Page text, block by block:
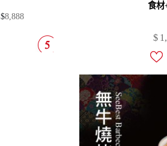
$8,888
食材
$